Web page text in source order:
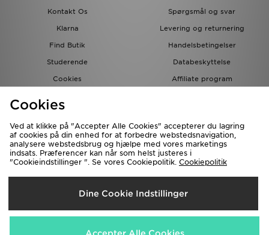
Kontakt Os
Spørgsmål og svar
Klarna
Levering og returnering
Find Butik
Handelsbetingelser
Studerende
Databeskyttelse
Cookies
Affiliate program
Forsendelse Til
Danmark
Vi accepterer de følgende betalingsmetoder
Cookies
Ved at klikke på "Accepter Alle Cookies" accepterer du lagring
af cookies på din enhed for at forbedre webstedsnavigation,
analysere webstedsbrug og hjælpe med vores marketings
indsats. Præferencer kan når som helst justeres i
"Cookieindstillinger ". Se vores Cookiepolitik. Cookiepolitik
Dine Cookie Indstillinger